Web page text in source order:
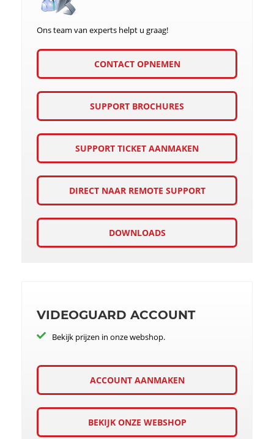
Ons team van experts helpt u graag!
CONTACT OPNEMEN
SUPPORT BROCHURES
SUPPORT TICKET AANMAKEN
DIRECT NAAR REMOTE SUPPORT
DOWNLOADS
VIDEOGUARD ACCOUNT
Bekijk prijzen in onze webshop.
ACCOUNT AANMAKEN
BEKIJK ONZE WEBSHOP